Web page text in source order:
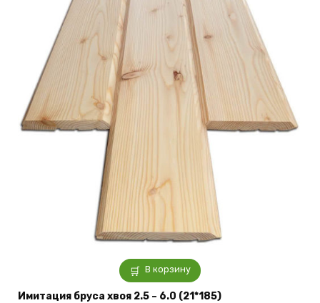
В корзину
Имитация бруса хвоя 2.5 – 6.0 (21*185)